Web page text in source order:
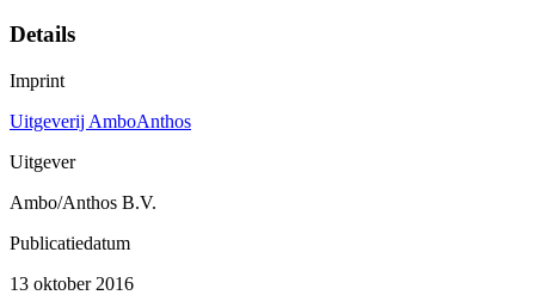
Details
Imprint
Uitgeverij AmboAnthos
Uitgever
Ambo/Anthos B.V.
Publicatiedatum
13 oktober 2016